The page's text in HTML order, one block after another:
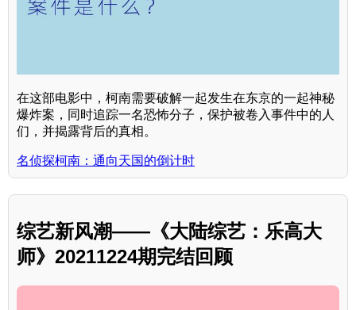
在这部电影中，柯南需要破解一起发生在东京的一起神秘
爆炸案，同时追踪一名恐怖分子，保护被卷入事件中的人
们，并揭露背后的真相。
名侦探柯南：通向天国的倒计时
综艺新风潮——《大陆综艺：乐高大
师》20211224期完结回顾